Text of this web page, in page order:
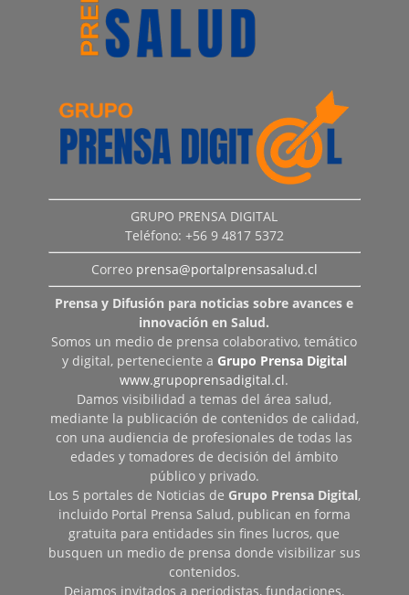
GRUPO PRENSA DIGITAL
Teléfono: +56 9 4817 5372
Correo prensa@portalprensasalud.cl
Prensa y Difusión para noticias sobre avances e
innovación en Salud.
Somos un medio de prensa colaborativo, temático
y digital, perteneciente a Grupo Prensa Digital
www.grupoprensadigital.cl.
Damos visibilidad a temas del área salud,
mediante la publicación de contenidos de calidad,
con una audiencia de profesionales de todas las
edades y tomadores de decisión del ámbito
público y privado.
Los 5 portales de Noticias de Grupo Prensa Digital,
incluido Portal Prensa Salud, publican en forma
gratuita para entidades sin fines lucros, que
busquen un medio de prensa donde visibilizar sus
contenidos.
Dejamos invitados a periodistas, fundaciones,